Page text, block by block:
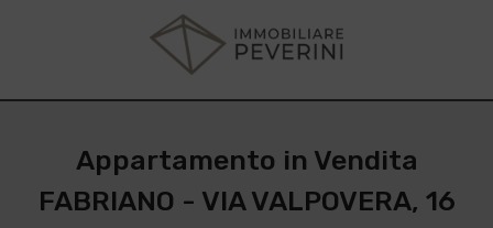
Appartamento in Vendita
FABRIANO - VIA VALPOVERA, 16